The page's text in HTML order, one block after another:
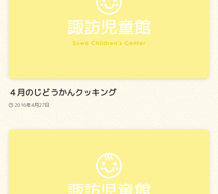
４月のじどうかんクッキング
2016年4月27日